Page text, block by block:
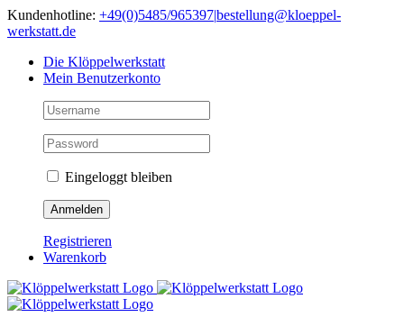
Skip
to
Kundenhotline: +49(0)5485/965397|bestellung@kloeppel-
werkstatt.de
Die Klöppelwerkstatt
Mein Benutzerkonto
Eingeloggt bleiben
Registrieren
Warenkorb